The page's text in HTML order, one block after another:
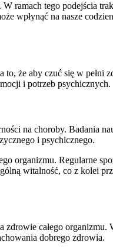
ramach tego podejścia
wpłynąć na nasze
że aby czuć się w pełni
i potrzeb psychicznych.
na choroby. Badania
i psychicznego.
organizmu. Regularne
witalność, co z kolei
całego organizmu.
dobrego zdrowia.